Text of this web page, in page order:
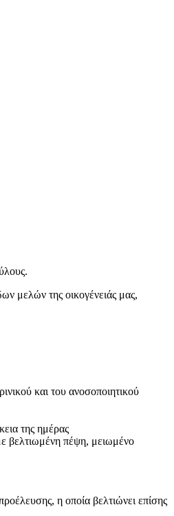
μελών της οικογένειάς μας,
και του ανοσοποιητικού
της ημέρας
βελτιωμένη πέψη, μειωμένο
η οποία βελτιώνει επίσης